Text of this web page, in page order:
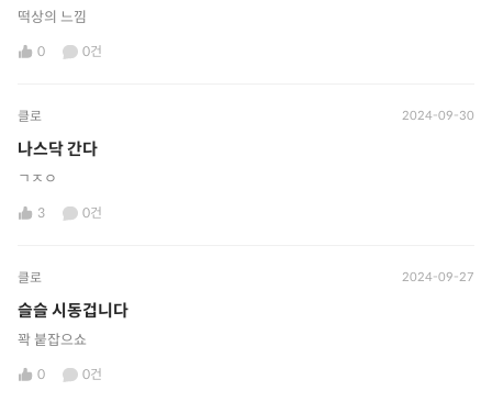
떡상의 느낌
0 0건
클로 2024-09-30
나스닥 간다
ㄱㅈㅇ
3 0건
클로 2024-09-27
슬슬 시동겁니다
꽉 붙잡으쇼
0 0건